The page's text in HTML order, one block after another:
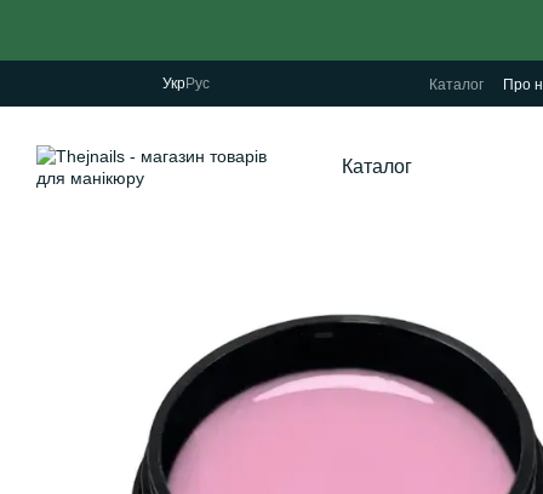
УкрРус Каталог Про
Каталог